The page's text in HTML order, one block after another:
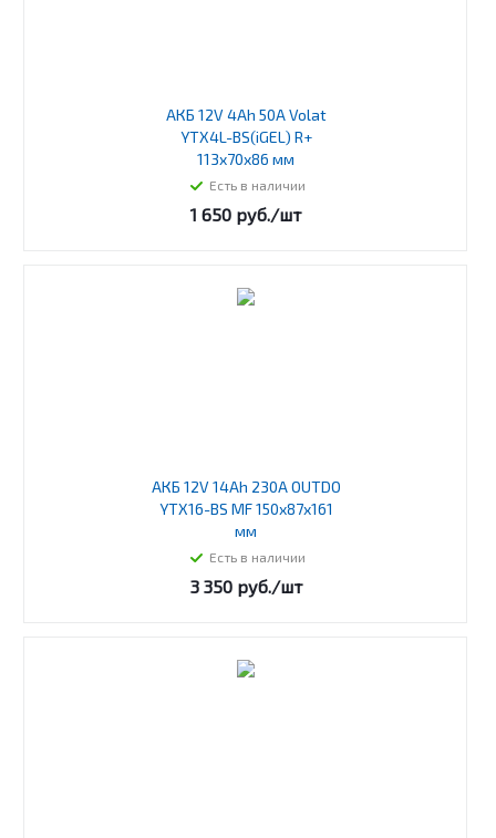
АКБ 12V 4Ah 50A Volat
YTX4L-BS(iGEL) R+
113x70x86 мм
Есть в наличии
1 650 руб./шт
АКБ 12V 14Ah 230А OUTDO
YTX16-BS MF 150х87х161
мм
Есть в наличии
3 350руб./шт